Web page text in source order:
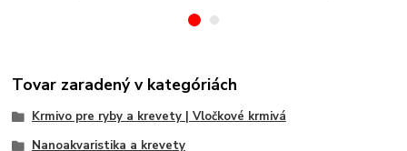
Tovar zaradený v kategóriách
Krmivo pre ryby a krevety | Vločkové krmivá
Nanoakvaristika a krevety